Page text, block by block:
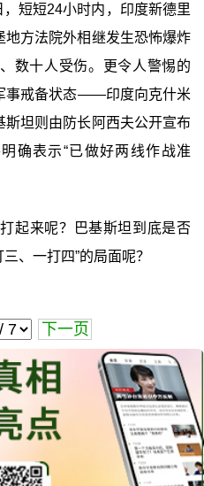
短短24小时内，印度新德里
方法院外相继发生恐怖爆炸
数十人受伤。更令人警惕的
事戒备状态——印度向克什米
坦则由防长阿西夫公开宣布
确表示“已做好两线作战准
起来呢？巴基斯坦到底是否
、一打四”的局面呢？
下一页